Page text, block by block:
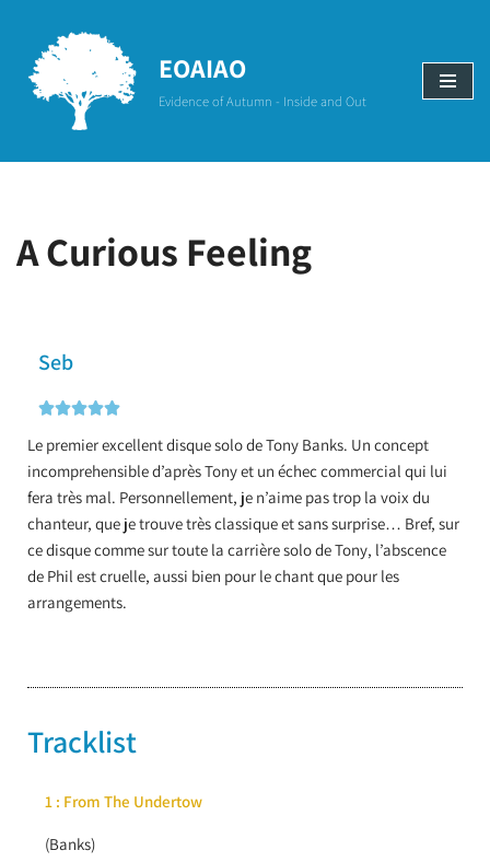
Aller
au
contenu
EOAIAO
Evidence of Autumn - Inside and Out
A Curious Feeling
Seb

Le premier excellent disque solo de Tony Banks. Un concept
incomprehensible d’après Tony et un échec commercial qui lui
fera très mal. Personnellement, je n’aime pas trop la voix du
chanteur, que je trouve très classique et sans surprise… Bref, sur
ce disque comme sur toute la carrière solo de Tony, l’abscence
de Phil est cruelle, aussi bien pour le chant que pour les
arrangements.
Tracklist
1 : From The Undertow
(Banks)